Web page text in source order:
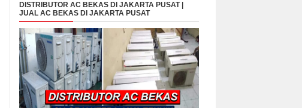
DISTRIBUTOR AC BEKAS DI JAKARTA PUSAT |
JUAL AC BEKAS DI JAKARTA PUSAT